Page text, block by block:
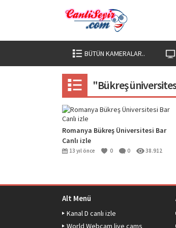
BÜTÜN KAMERALAR..
"Bükreş
Romanya Bükreş Üniversitesi Bar
Canlı izle
13 yıl önce 0 0 38.912
Alt Menü
Kanal D canlı izle
World Webcam live cams